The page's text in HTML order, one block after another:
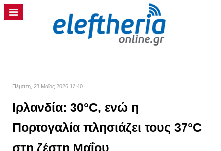
Πέμπτη, 28 Μαϊος 2026 12:40
Ιρλανδία: 30°C, ενώ η
Πορτογαλία πλησιάζει τους 37°C
στη ζέστη Μαΐου